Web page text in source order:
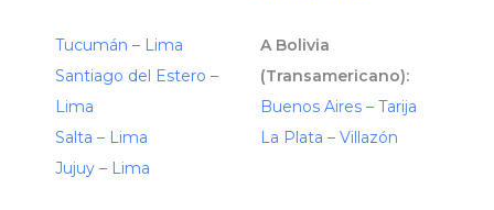
Tucumán – Lima
Santiago del Estero –
Lima
Salta – Lima
Jujuy – Lima
A Bolivia
(Transamericano):
Buenos Aires – Tarija
La Plata – Villazón